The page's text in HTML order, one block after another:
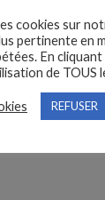
cookies sur
pertinente en
En
de TOUS
REFUSER